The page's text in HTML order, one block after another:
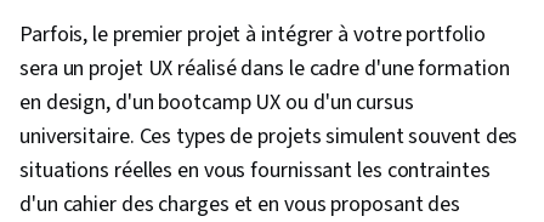
Parfois, le premier projet à intégrer à votre portfolio
sera un projet UX réalisé dans le cadre d'une formation
en design, d'un bootcamp UX ou d'un cursus
universitaire. Ces types de projets simulent souvent des
situations réelles en vous fournissant les contraintes
d'un cahier des charges et en vous proposant des